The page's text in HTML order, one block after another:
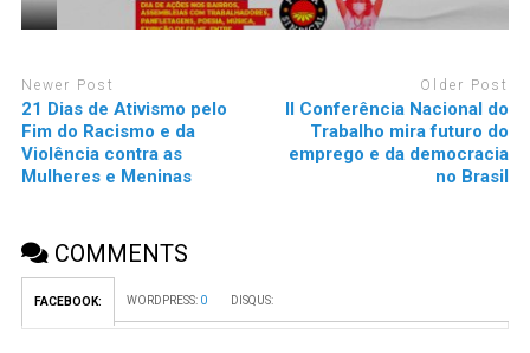
Newer Post
21 Dias de Ativismo pelo
Fim do Racismo e da
Violência contra as
Mulheres e Meninas
Older Post
II Conferência Nacional do
Trabalho mira futuro do
emprego e da democracia
no Brasil
COMMENTS
FACEBOOK: WORDPRESS: 0 DISQUS: